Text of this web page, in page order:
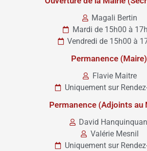
Magali Bertin
Mardi de 15h00 à
Vendredi de 15h00 à
Permanence (Maire)
Flavie Maitre
Uniquement sur
Permanence (Adjoints au
David
Valérie Mesnil
Uniquement sur